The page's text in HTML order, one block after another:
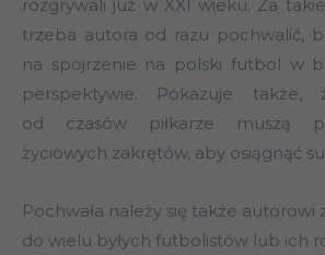
rozgrywali już w XXI wieku. Za
trzeba autora od razu pochwalić,
na spojrzenie na polski futbol w
perspektywie. Pokazuje także,
od czasów piłkarze muszą
życiowych zakrętów, aby osiągnąć
Pochwała należy się także autorowi
do wielu byłych futbolistów lub ich